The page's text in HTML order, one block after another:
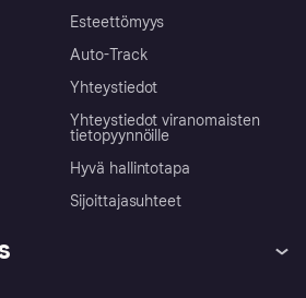
Esteettömyys
Auto-Track
Yhteystiedot
Yhteystiedot viranomaisten
tietopyynnöille
Hyvä hallintotapa
Sijoittajasuhteet